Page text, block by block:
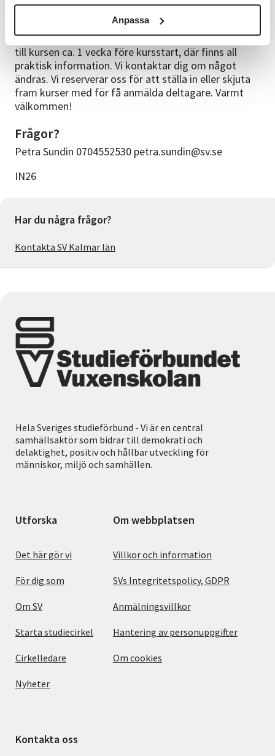
Anpassa
Din anmälan är bindande. Du får en kallelse/faktura
till kursen ca. 1 vecka före kursstart, där finns all
praktisk information. Vi kontaktar dig om något
ändras. Vi reserverar oss för att ställa in eller skjuta
fram kurser med för få anmälda deltagare. Varmt
välkommen!
Frågor?
Petra Sundin 0704552530 petra.sundin@sv.se
IN26
Har du några frågor?
Kontakta SV Kalmar län
Hela Sveriges studieförbund - Vi är en central
samhällsaktör som bidrar till demokrati och
delaktighet, positiv och hållbar utveckling för
människor, miljö och samhällen.
Utforska
Det här gör vi
För dig som
Om SV
Starta studiecirkel
Cirkelledare
Nyheter
Om webbplatsen
Villkor och information
SVs Integritetspolicy, GDPR
Anmälningsvillkor
Hantering av personuppgifter
Om cookies
Kontakta oss